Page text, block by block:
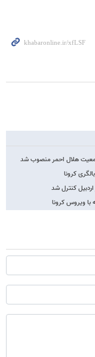
هلال احمر منصوب شد
ویروس کرونا